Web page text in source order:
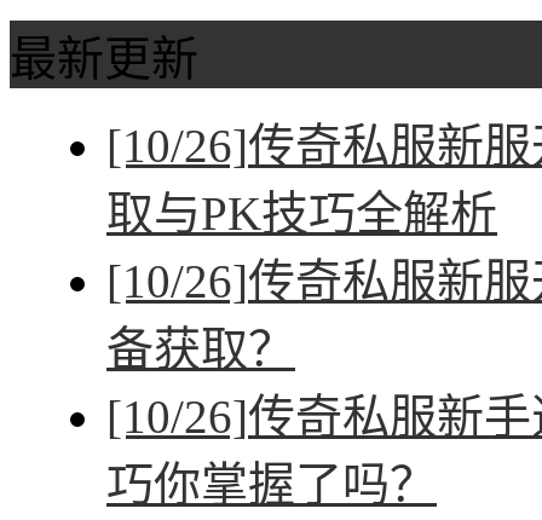
最新更新
[10/26]传奇私服新
取与PK技巧全解析
[10/26]传奇私服新
备获取？
[10/26]传奇私服新
巧你掌握了吗？